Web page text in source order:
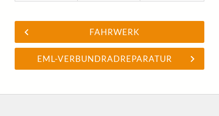
FAHRWERK
EML-VERBUNDRADREPARATUR